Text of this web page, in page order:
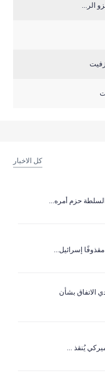
الر...
كل الاخبار
حزم أمره...
الاتفاق بشأن
يُنقذ ...